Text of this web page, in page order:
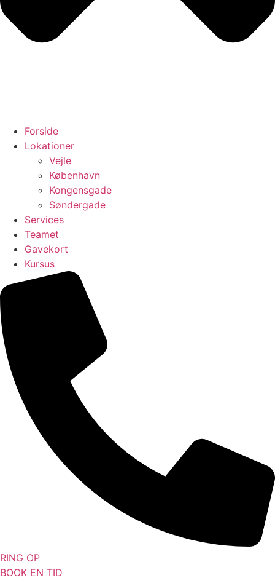
Forside
Lokationer
Vejle
København
Kongensgade
Søndergade
Services
Teamet
Gavekort
Kursus
RING OP
BOOK EN TID